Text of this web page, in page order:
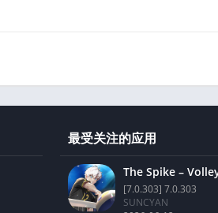
最受关注的应用
The Spike –
[7.0.303] 7.0.303
SUNCYAN